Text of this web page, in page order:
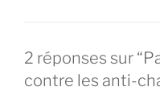
k
2 réponses sur
contre les anti-